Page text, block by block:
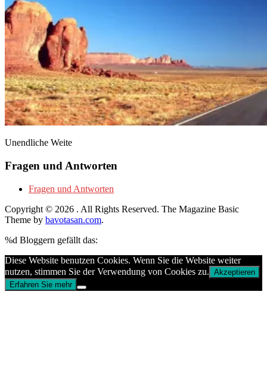
Unendliche Weite
Fragen und Antworten
Fragen und Antworten
Copyright © 2026 . All Rights Reserved. The Magazine Basic
Theme by bavotasan.com.
%d Bloggern gefällt das:
Diese Website benutzen Cookies. Wenn Sie die Website weiter
nutzen, stimmen Sie der Verwendung von Cookies zu. Akzeptieren
Erfahren Sie mehr